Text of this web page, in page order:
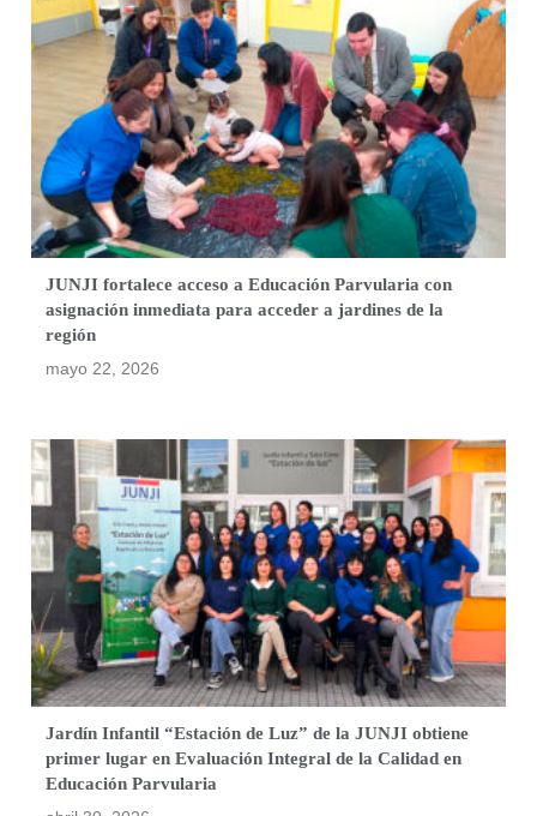
JUNJI fortalece acceso a Educación Parvularia con
asignación inmediata para acceder a jardines de la
región
mayo 22, 2026
Jardín Infantil “Estación de Luz” de la JUNJI obtiene
primer lugar en Evaluación Integral de la Calidad en
Educación Parvularia